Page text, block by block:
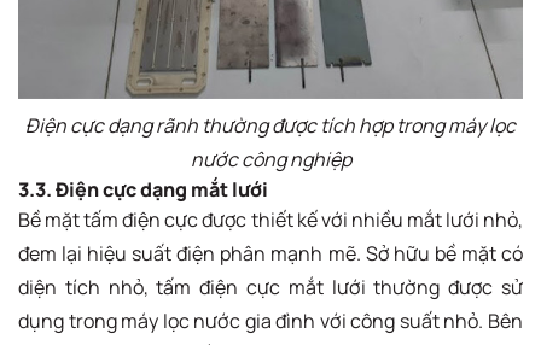
Điện cực dạng rãnh thường được tích hợp trong máy lọc
nước công nghiệp
3.3. Điện cực dạng mắt lưới
Bề mặt tấm điện cực được thiết kế với nhiều mắt lưới nhỏ,
đem lại hiệu suất điện phân mạnh mẽ. Sở hữu bề mặt có
diện tích nhỏ, tấm điện cực mắt lưới thường được sử
dụng trong máy lọc nước gia đình với công suất nhỏ. Bên